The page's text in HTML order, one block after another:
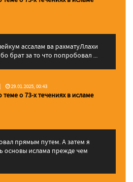
брат за то что попробовал ...
29.01.2025, 00:43
о 73-х течениях в исламе
прямым путем. А затем я
основы ислама прежде чем